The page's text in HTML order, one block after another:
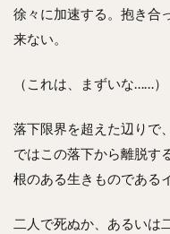
徐々に加速する。抱き合
来ない。
（これは、まずいな……）
落下限界を超えた辺りで
ではこの落下から離脱す
根のある生きものである
二人で死ぬか、あるいは